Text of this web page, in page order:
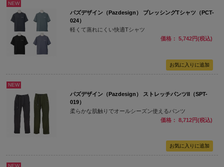
NEW
パズデザイン（Pazdesign） ブレッシングTシャツ（PCT-
024）
軽くて蒸れにくい快適Tシャツ
価格： 5,742円(税込)
NEW
パズデザイン（Pazdesign） ストレッチパンツII（SPT-
019）
柔らかな肌触りでオールシーズン使えるパンツ
価格： 8,712円(税込)